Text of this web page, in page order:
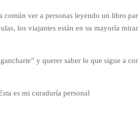
ver a personas leyendo un libro
los viajantes están en su mayoría
y querer saber lo que sigue a
es mi curaduría personal